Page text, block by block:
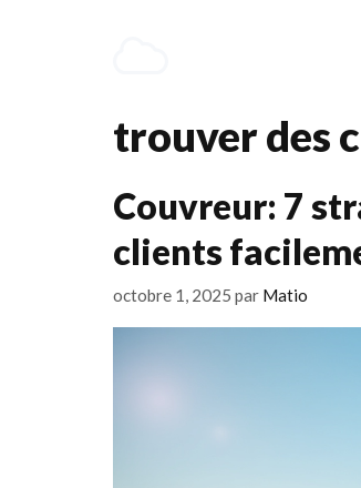
trouver des
Couvreur: 7
clients
octobre 1, 2025 par Matio